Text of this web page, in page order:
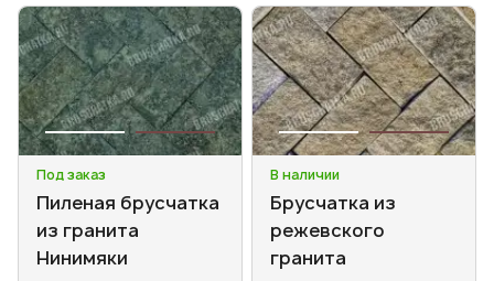
Под заказ
Пиленая брусчатка
из гранита
Нинимяки
В наличии
Брусчатка из
режевского
гранита